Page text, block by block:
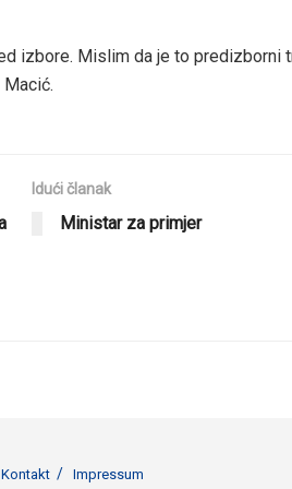
izbore. Mislim da je to predizborni
Idući članak
Ministar za primjer
Kontakt Impressum